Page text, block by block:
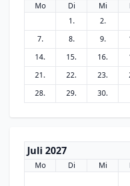
Mo Di Mi
1.
2.
7.
8. 9.
14.
15. 16.
21.
22. 23.
28.
29. 30.
Juli 2027
Mo Di Mi